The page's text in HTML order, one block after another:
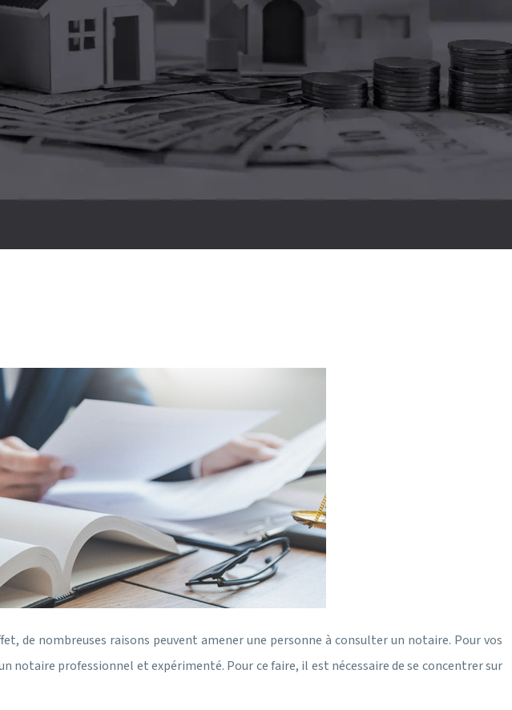
de nombreuses raisons peuvent amener une personne à consulter un notaire. Pour vos
notaire professionnel et expérimenté. Pour ce faire, il est nécessaire de se concentrer sur